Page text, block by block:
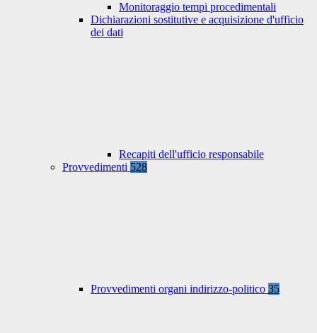
Monitoraggio tempi procedimentali
Dichiarazioni sostitutive e acquisizione d'ufficio
dei dati
Recapiti dell'ufficio responsabile
Provvedimenti 528
Provvedimenti organi indirizzo-politico 35